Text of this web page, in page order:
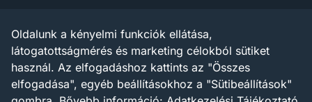
Az ezen a weboldalon megjelenő szövegek, grafikák, képek,
hangfelvételek, video anyagok vagy egyéb tartalmak szerzői jogi
védelem alatt állnak.
Az X AND A Kft. minden jogot fenntart a tartalommal
kapcsolatosan, beleértve a tartalom szöveg- és adatbányászat
Oldalunk a kényelmi funkciók ellátása,
látogatottságmérés és marketing célokból sütiket
használ. Az elfogadáshoz kattints az "Összes
elfogadása", egyéb beállításokhoz a "Sütibeállítások"